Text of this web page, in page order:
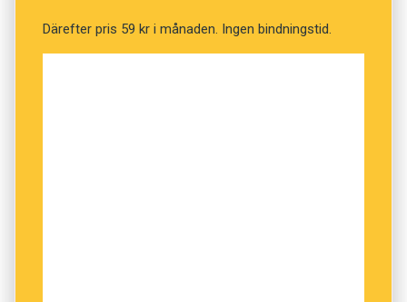
Därefter pris 59 kr i månaden. Ingen bindningstid.